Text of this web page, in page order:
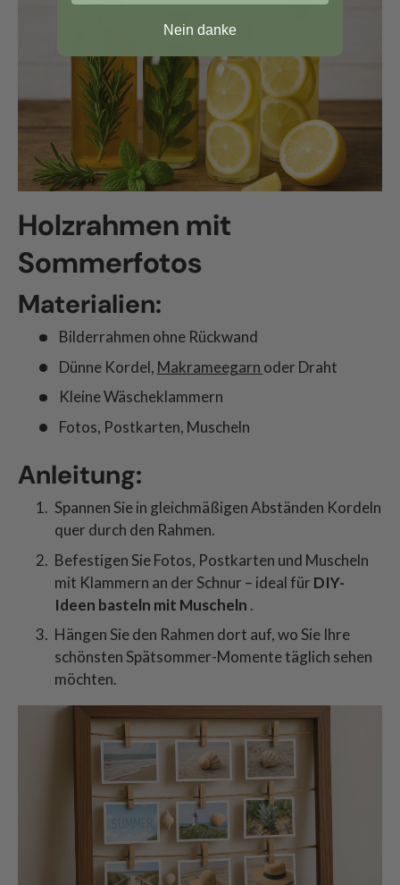
Holzrahmen mit
Sommerfotos
Materialien:
Bilderrahmen ohne Rückwand
Dünne Kordel, Makrameegarn oder Draht
Kleine Wäscheklammern
Fotos, Postkarten, Muscheln
Anleitung:
Spannen Sie in gleichmäßigen Abständen Kordeln
quer durch den Rahmen.
Befestigen Sie Fotos, Postkarten und Muscheln
mit Klammern an der Schnur – ideal für DIY-
Ideen basteln mit Muscheln .
Hängen Sie den Rahmen dort auf, wo Sie Ihre
schönsten Spätsommer-Momente täglich sehen
möchten.
Nein danke